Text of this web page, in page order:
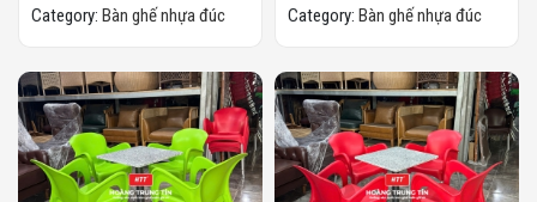
Category: Bàn ghế nhựa đúc Category: Bàn ghế nhựa đúc